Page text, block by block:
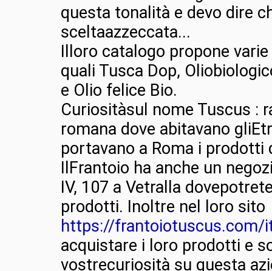
questa tonalità e devo dire
sceltaazzeccata...
Illoro catalogo propone
quali Tusca Dop,
e Olio felice Bio.
Curiositàsul nome Tuscus :
romana dove abitavano
portavano a Roma i prodotti
IlFrantoio ha anche un
IV, 107 a Vetralla
prodotti. Inoltre nel loro sito
https://frantoiotuscus.com/
acquistare i loro prodotti e
vostrecuriosità su questa